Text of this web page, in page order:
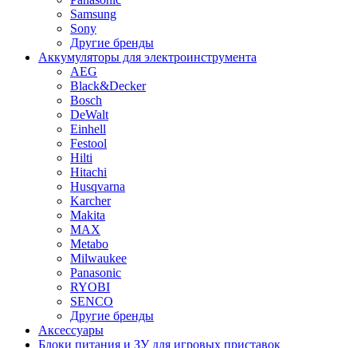
Samsung
Sony
Другие бренды
Аккумуляторы для электроинструмента
AEG
Black&Decker
Bosch
DeWalt
Einhell
Festool
Hilti
Hitachi
Husqvarna
Karcher
Makita
MAX
Metabo
Milwaukee
Panasonic
RYOBI
SENCO
Другие бренды
Аксессуары
Блоки питания и ЗУ для игровых приставок